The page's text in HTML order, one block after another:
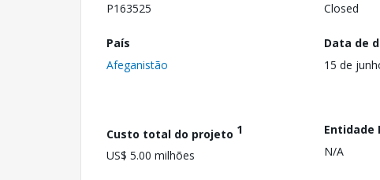
P163525
Closed
País
Afeganistão
Data de
15 de
Custo total do projeto 1
US$ 5.00 milhões
Entidade
N/A